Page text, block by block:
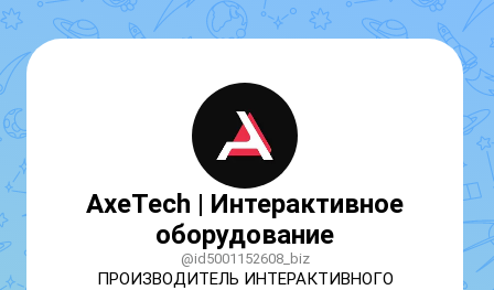
AxeTech | Интерактивное
оборудование
@id5001152608_biz
ПРОИЗВОДИТЕЛЬ ИНТЕРАКТИВНОГО